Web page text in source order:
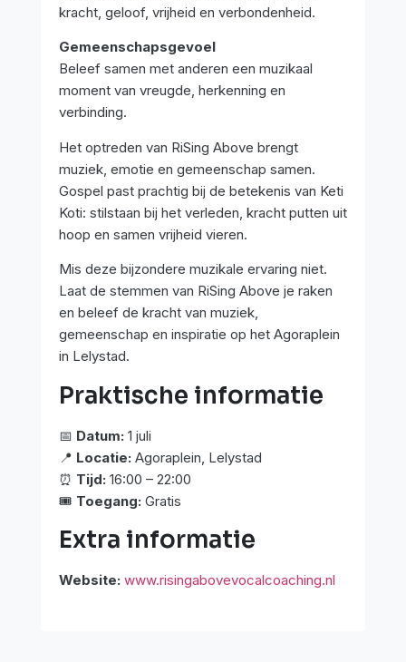
kracht, geloof, vrijheid en verbondenheid.
Gemeenschapsgevoel
Beleef samen met anderen een muzikaal
moment van vreugde, herkenning en
verbinding.
Het optreden van RiSing Above brengt
muziek, emotie en gemeenschap samen.
Gospel past prachtig bij de betekenis van Keti
Koti: stilstaan bij het verleden, kracht putten uit
hoop en samen vrijheid vieren.
Mis deze bijzondere muzikale ervaring niet.
Laat de stemmen van RiSing Above je raken
en beleef de kracht van muziek,
gemeenschap en inspiratie op het Agoraplein
in Lelystad.
Praktische informatie
📅 Datum: 1 juli
📍 Locatie: Agoraplein, Lelystad
⏰ Tijd: 16:00 – 22:00
🎟️ Toegang: Gratis
Extra informatie
Website: www.risingabovevocalcoaching.nl